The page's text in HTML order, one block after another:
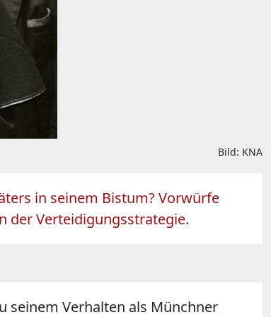
Bild: KNA
in seinem Bistum? Vorwürfe
der Verteidigungsstrategie.
seinem Verhalten als Münchner